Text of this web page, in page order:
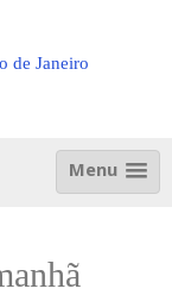
de Janeiro
Menu